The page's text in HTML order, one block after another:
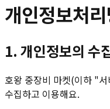
개인정보처
1. 개인정보의 수
호왕 중장비 마켓(이하 "
수집하고 이용해요.